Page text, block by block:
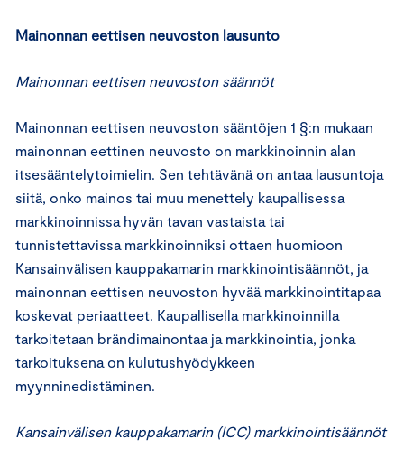
Mainonnan eettisen neuvoston lausunto
Mainonnan eettisen neuvoston säännöt
Mainonnan eettisen neuvoston sääntöjen 1 §:n mukaan
mainonnan eettinen neuvosto on markkinoinnin alan
itsesääntelytoimielin. Sen tehtävänä on antaa lausuntoja
siitä, onko mainos tai muu menettely kaupallisessa
markkinoinnissa hyvän tavan vastaista tai
tunnistettavissa markkinoinniksi ottaen huomioon
Kansainvälisen kauppakamarin markkinointisäännöt, ja
mainonnan eettisen neuvoston hyvää markkinointitapaa
koskevat periaatteet. Kaupallisella markkinoinnilla
tarkoitetaan brändimainontaa ja markkinointia, jonka
tarkoituksena on kulutushyödykkeen
myynninedistäminen.
Kansainvälisen kauppakamarin (ICC) markkinointisäännöt